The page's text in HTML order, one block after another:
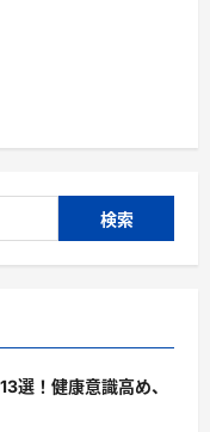
選！健康意識高め、